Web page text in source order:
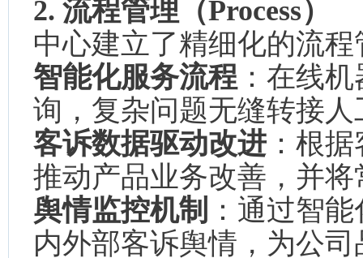
2. 流程管理（Process）
中心建立了精细化的流
智能化服务流程 ：在线
询，复杂问题无缝转接人
客诉数据驱动改进 ：根
推动产品业务改善，并
舆情监控机制 ：通过智
内外部客诉舆情，为公